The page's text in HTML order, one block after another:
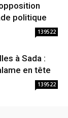
politique
139522
à Sada :
en tête
139522